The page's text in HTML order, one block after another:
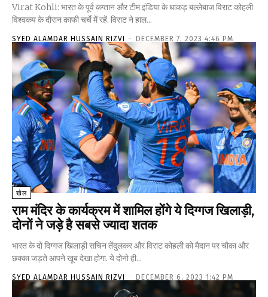
Virat Kohli: भारत के पूर्व कप्तान और टीम इंडिया के धाकड़ बल्लेबाज विराट कोहली
विश्वकप के दौरान काफी चर्चे में रहें. विराट ने हाल...
SYED ALAMDAR HUSSAIN RIZVI - DECEMBER 7, 2023 4:46 PM
खेल
राम मंदिर के कार्यक्रम में शामिल होंगे ये दिग्गज खिलाड़ी,
दोनों ने जड़े है सबसे ज्यादा शतक
भारत के दो दिग्गज खिलाड़ी सचिन तेंदुलकर और विराट कोहली को मैदान पर चौका और
छक्का जड़ते आपने खूब देखा होगा. ये दोनो ही...
SYED ALAMDAR HUSSAIN RIZVI - DECEMBER 6, 2023 1:42 PM